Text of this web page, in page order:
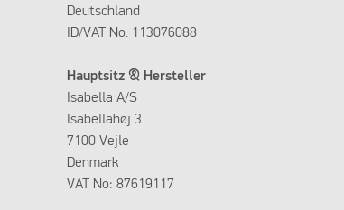
Deutschland
ID/VAT No. 113076088
Hauptsitz & Hersteller
Isabella A/S
Isabellahøj 3
7100 Vejle
Denmark
VAT No: 87619117